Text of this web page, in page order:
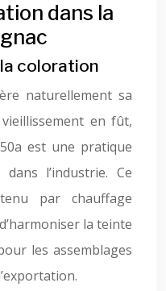
dans la
coloration
naturellement sa
en fût,
est une pratique
l’industrie. Ce
par chauffage
la teinte
les assemblages